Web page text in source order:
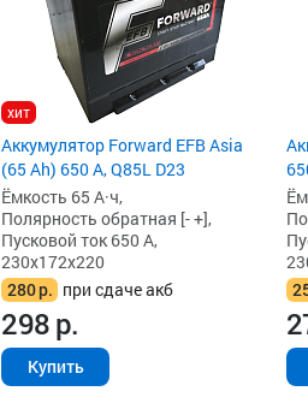
хит
Аккумулятор Forward EFB Asia
(65 Ah) 650 А, Q85L D23
Ёмкость 65 А·ч,
Полярность обратная [- +],
Пусковой ток 650 А,
230x172x220
280р. при сдаче акб
298р.
Купить